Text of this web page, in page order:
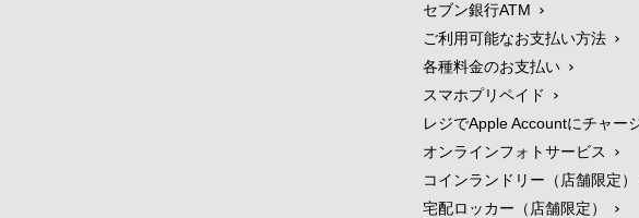
セブン銀行ATM
ご利用可能なお支払い方法
各種料金のお支払い
スマホプリペイド
レジでApple Accountにチャー
オンラインフォトサービス
コインランドリー（店舗限定）
宅配ロッカー（店舗限定）